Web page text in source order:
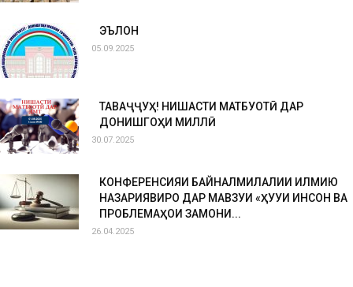
ЭЪЛОН
05.09.2025
ТАВАҶҶУҲ! НИШАСТИ МАТБУОТӢ ДАР
ДОНИШГОҲИ МИЛЛӢ
30.07.2025
КОНФЕРЕНСИЯИ БАЙНАЛМИЛАЛИИ ИЛМИЮ
НАЗАРИЯВИРО ДАР МАВЗУИ «ҲУҚУҚИ ИНСОН ВА
ПРОБЛЕМАҲОИ ЗАМОНИ...
26.04.2025